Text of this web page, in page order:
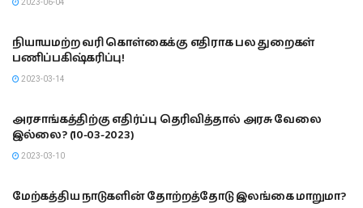
2023-06-04
நியாயமற்ற வரி கொள்கைக்கு எதிராக பல துறைகள்
பணிப்பகிஷ்கரிப்பு!
2023-03-14
அரசாங்கத்திற்கு எதிர்ப்பு தெரிவித்தால் அரசு வேலை
இல்லை? (10-03-2023)
2023-03-10
மேற்கத்திய நாடுகளின் தோற்றத்தோடு இலங்கை மாறுமா?